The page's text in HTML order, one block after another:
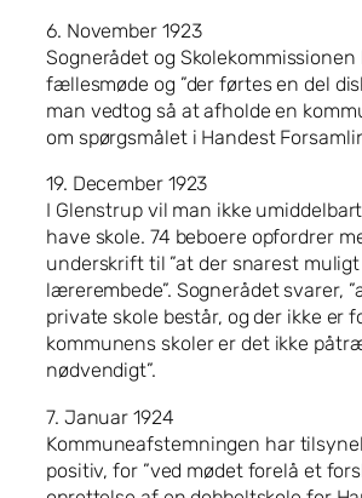
6. November 1923
Sognerådet og Skolekommissionen
fællesmøde og ”der førtes en del
man vedtog så at afholde en
om spørgsmålet i Handest
19. December 1923
I Glenstrup vil man ikke
have skole. 74 beboere opfordrer
underskrift til ”at der snarest
lærerembede”. Sognerådet svarer,
private skole består, og der ikke er
kommunens skoler er det ikke
nødvendigt”.
7. Januar 1924
Kommuneafstemningen har
positiv, for ”ved mødet forelå et